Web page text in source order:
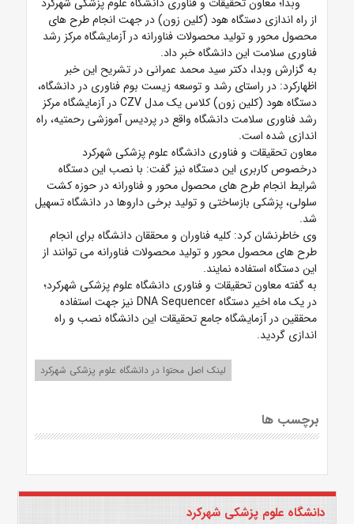
از راه اندازی دستگاه هود (کلین زون) در جهت انجام طرح های
محصول محور و تولید محصولات فناورانه در آزمایشگاه مرکز رشد
فناوری سلامت این دانشگاه خبر داد.
به گزارش وبدا، دکتر سید محمد عمرانی در تشریح این خبر
اظهارکرد: در راستای رشد و توسعه زیست بوم فناوری در دانشگاه،
دستگاه هود (کلین زون) کلاس یک مدل CZV در آزمایشگاه مرکز
رشد فناوری سلامت دانشگاه واقع در پردیس آموزشی رحمتیه، راه
اندازی شده است.
معاون تحقیقات و فناوری دانشگاه علوم پزشکی شهرکرد
درخصوص کاربری این دستگاه نیز گفت: با نصب این دستگاه
شرایط انجام طرح های محصول محور و فناورانه در حوزه کشت
سلولی، پزشکی بازساختی و تولید برخی داروها در دانشگاه تسهیل
شد.
وی خاطرنشان کرد: کلیه فناوران و محققان دانشگاه برای انجام
طرح های محصول محور و تولید محصولات فناورانه می توانند از
این دستگاه استفاده نمایند.
به گفته معاون تحقیقات و فناوری دانشگاه علوم پزشکی شهرکرد؛
در یک ماه اخیر دستگاه DNA Sequencer نیز جهت استفاده
محققین در آزمایشگاه جامع تحقیقات این دانشگاه نصب و راه
اندازی گردید.
لینک اصل محتوا در دانشگاه علوم پزشکی شهرکرد
برچسب ها
دانشگاه علوم پزشکی شهرکرد